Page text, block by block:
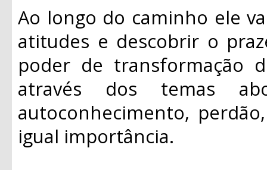
Ao longo do caminho ele
atitudes e descobrir o
poder de transformação
através dos temas
autoconhecimento,
igual importância.